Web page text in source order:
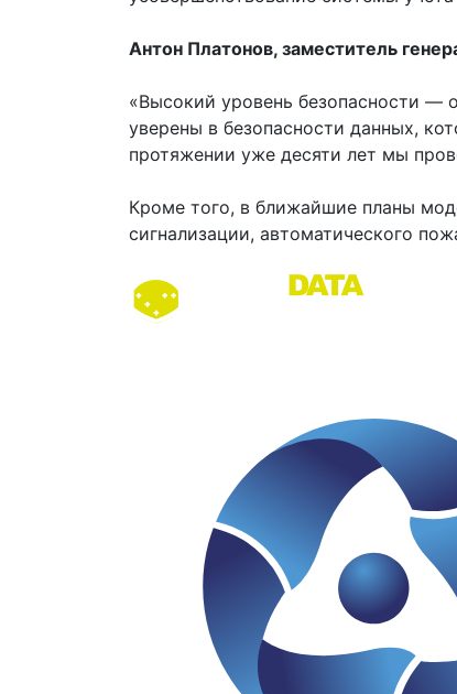
Антон Платонов, заместитель
«Высокий уровень безопасности —
уверены в безопасности данных,
протяжении уже десяти лет мы
Кроме того, в ближайшие планы
сигнализации, автоматического